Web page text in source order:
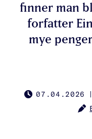
finner man
forfatter
mye
PUBLISHED
07.04.2026 |